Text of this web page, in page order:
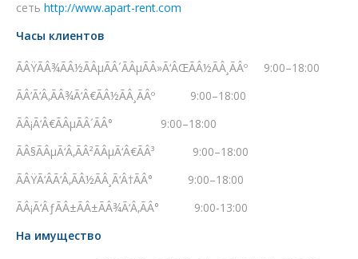
сеть http://www.apart-rent.com
Часы клиентов
ÃÂŸÃÂ¾ÃÂ½ÃÂµÃÂ´ÃÂµÃÂ»Ã‘ÂŒÃÂ½ÃÂ¸ÃÂº 9:00–18:00
ÃÂ’Ã‘Â‚ÃÂ¾Ã‘Â€ÃÂ½ÃÂ¸ÃÂº 9:00–18:00
ÃÂ¡Ã‘Â€ÃÂµÃÂ´ÃÂ° 9:00–18:00
ÃÂ§ÃÂµÃ‘Â‚ÃÂ²ÃÂµÃ‘Â€ÃÂ³ 9:00–18:00
ÃÂŸÃ‘ÂÃ‘Â‚ÃÂ½ÃÂ¸Ã‘Â†ÃÂ° 9:00–18:00
ÃÂ¡Ã‘ÂƒÃÂ±ÃÂ±ÃÂ¾Ã‘Â‚ÃÂ° 9:00-13:00
На имущество